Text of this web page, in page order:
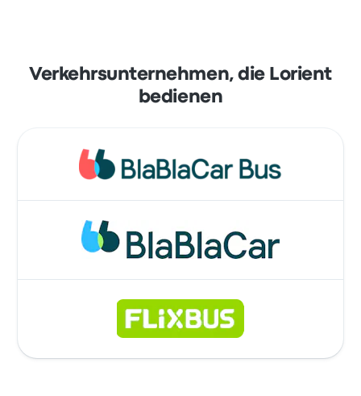
Verkehrsunternehmen, die Lorient
bedienen